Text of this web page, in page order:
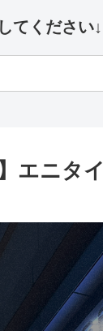
てください↓
エニタ